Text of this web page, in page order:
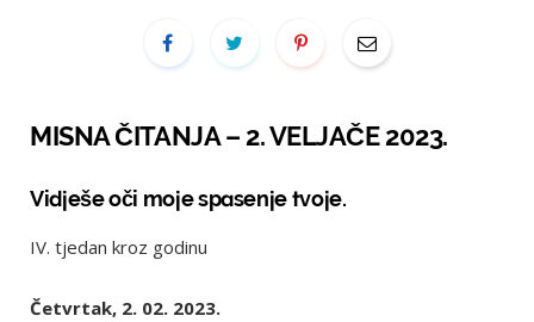
MISNA ČITANJA – 2. VELJAČE 2023.
Vidješe oči moje spasenje tvoje.
IV. tjedan kroz godinu
Četvrtak, 2. 02. 2023.